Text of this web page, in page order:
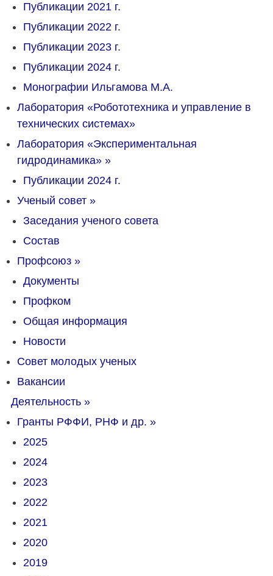
Публикации 2021 г.
Публикации 2022 г.
Публикации 2023 г.
Публикации 2024 г.
Монографии Ильгамова М.А.
Лаборатория «Робототехника и управление в
технических системах»
Лаборатория «Экспериментальная
гидродинамика» »
Публикации 2024 г.
Ученый совет »
Заседания ученого совета
Состав
Профсоюз »
Документы
Профком
Общая информация
Новости
Совет молодых ученых
Вакансии
Деятельность »
Гранты РФФИ, РНФ и др. »
2025
2024
2023
2022
2021
2020
2019